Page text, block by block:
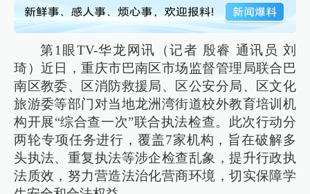
第1眼TV-华龙网讯（记者 殷睿 通讯员 刘
琦）近日，重庆市巴南区市场监督管理局联合巴
南区教委、区消防救援局、区公安分局、区文化
旅游委等部门对当地龙洲湾街道校外教育培训机
构开展“综合查一次”联合执法检查。此次行动分
两轮专项任务进行，覆盖7家机构，旨在破解多
头执法、重复执法等涉企检查乱象，提升行政执
法质效，努力营造法治化营商环境，切实保障学